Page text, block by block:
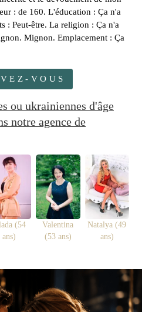
: de 160. L'éducation : Ça n'a
: Peut-être. La religion : Ça n'a
Mignon. Emplacement : Ça
VOUS
ou ukrainiennes d'âge
notre agence de
(54
ans)
Valentina
(53 ans)
Natalya (49
ans)